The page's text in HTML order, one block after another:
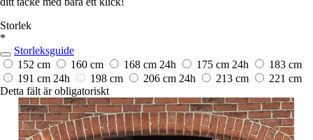
Storlek
*
Storleksguide
152 cm
160 cm 168 cm 24h 175 cm 24h
183 cm
191 cm 24h 198 cm 206 cm 24h 213 cm
221 cm
Detta fält är obligatoriskt